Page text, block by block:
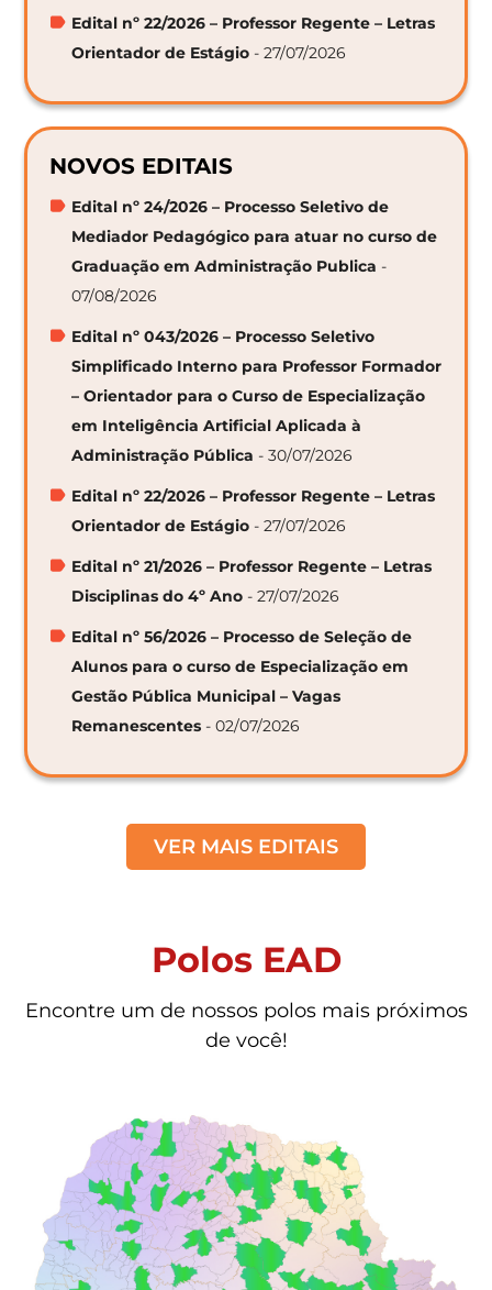
Edital nº 22/2026 – Professor Regente – Letras
Orientador de Estágio - 27/07/2026
NOVOS EDITAIS
Edital nº 24/2026 – Processo Seletivo de
Mediador Pedagógico para atuar no curso de
Graduação em Administração Publica -
07/08/2026
Edital nº 043/2026 – Processo Seletivo
Simplificado Interno para Professor Formador
– Orientador para o Curso de Especialização
em Inteligência Artificial Aplicada à
Administração Pública - 30/07/2026
Edital nº 22/2026 – Professor Regente – Letras
Orientador de Estágio - 27/07/2026
Edital nº 21/2026 – Professor Regente – Letras
Disciplinas do 4º Ano - 27/07/2026
Edital nº 56/2026 – Processo de Seleção de
Alunos para o curso de Especialização em
Gestão Pública Municipal – Vagas
Remanescentes - 02/07/2026
VER MAIS EDITAIS
Polos EAD
Encontre um de nossos polos mais próximos
de você!